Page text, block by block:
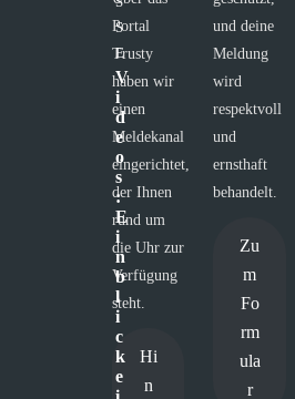
S
E
V
i
d
e
o
s
:
E
i
n
b
l
i
c
k
e
Portal
Trusty
haben wir
einen
Meldekanal
eingerichtet,
der Ihnen
rund um
die Uhr zur
Verfügung
steht.
Hi
n
und deine
Meldung
wird
respektvoll
und
ernsthaft
behandelt.
Zu
m
Fo
rm
ula
r